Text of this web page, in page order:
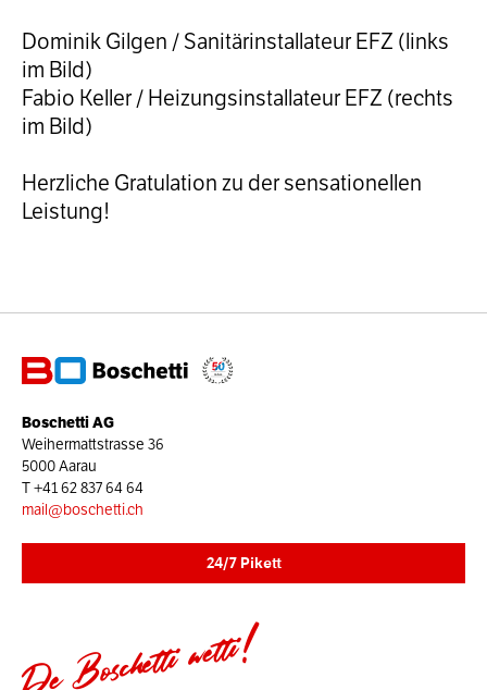
Dominik Gilgen / Sanitärinstallateur EFZ (links
im Bild)
Fabio Keller / Heizungsinstallateur EFZ (rechts
im Bild)
Herzliche Gratulation zu der sensationellen
Leistung!
Boschetti AG
Weihermattstrasse 36
5000 Aarau
T+41 62 837 64 64
mail@boschetti.ch
24/7 Pikett
De Boschetti wetti!